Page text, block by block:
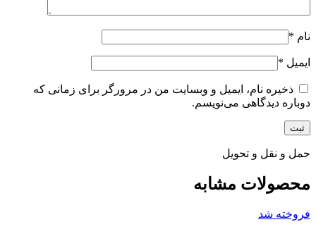
نام *
ایمیل *
ذخیره نام، ایمیل و وبسایت من در مرورگر برای زمانی که
دوباره دیدگاهی می‌نویسم.
حمل و نقل و تحویل
محصولات مشابه
فروخته شد